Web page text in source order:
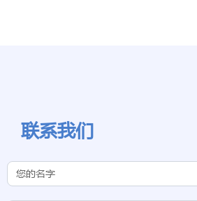
联系我们
Contact Us
(Chinese